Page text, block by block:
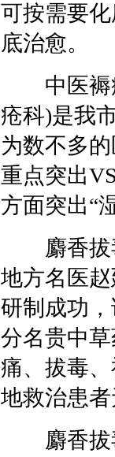
可按需要
底治愈。
中医褥疮
疮科)是我
为数不多
重点突出
方面突出“
麝香拔毒
地方名医
研制成功
分名贵中
痛、拔毒
地救治患者
麝香拔毒